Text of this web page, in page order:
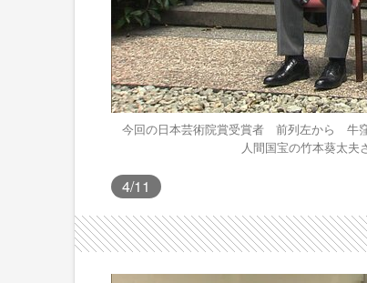
今回の日本芸術院賞受賞者 前列左から 牛窪
人間国宝の竹本葵太夫
4/11